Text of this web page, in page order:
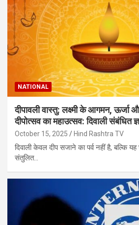
NATIONAL
दीपावली वास्तु: लक्ष्मी के आगमन, ऊर्जा
दीपोत्सव का महाउत्सव: दिवाली संबंधित
October 15, 2025 Hind Rashtra TV
दिवाली केवल दीप सजाने का पर्व नहीं है, बल्कि
संतुलित…